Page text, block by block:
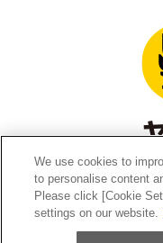
© Yamato
We use cookies to
to personalise content
Please click [Cookie
settings on our website.